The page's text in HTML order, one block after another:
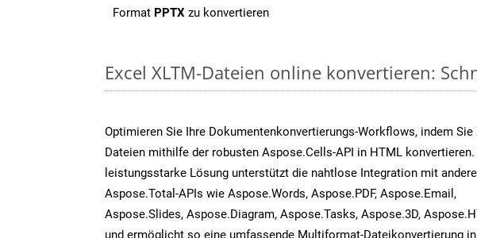
Format PPTX zu konvertieren
Excel XLTM-Dateien online konvertieren:
Optimieren Sie Ihre Dokumentenkonvertierungs-Workflows, indem Sie
Dateien mithilfe der robusten Aspose.Cells-API in HTML
leistungsstarke Lösung unterstützt die nahtlose Integration mit
Aspose.Total-APIs wie Aspose.Words, Aspose.PDF, Aspose.Email,
Aspose.Slides, Aspose.Diagram, Aspose.Tasks, Aspose.3D,
und ermöglicht so eine umfassende Multiformat-Dateikonvertierung